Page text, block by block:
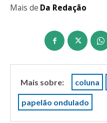
Mais de Da Redação
Mais sobre: coluna
papelão ondulado